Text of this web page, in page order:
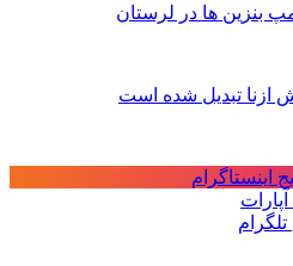
بنزین ها در لرستان
ازنا تبدیل شده است
اینستاگرام